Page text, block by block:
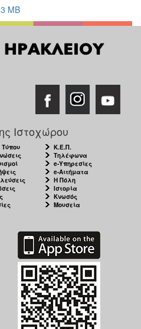
MB
Ιστοχώρου
Τύπου
Κ.Ε.Π.
Τηλέφωνα
e-Υπηρεσίες
e-Αιτήματα
Η Πόλη
Ιστορία
Κνωσός
Μουσεία